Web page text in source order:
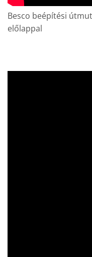
Besco beépítési
előlappal